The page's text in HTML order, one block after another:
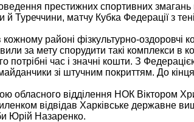
престижних спортивних
Туреччини, матчу Кубка Федерації з
районі фізкультурно-оздоровчі
за мету спорудити такі комплекси в
потрібні час і значні кошти. З
зі штучним покриттям. До
обласного відділення НОК Віктором
відвідав Харківське державне
Юрій Назаренко.